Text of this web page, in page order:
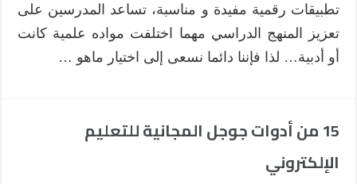
تطبيقات رقمية مفيدة و مناسبة، تساعد المدرسين على
تعزيز المنهج الدراسي مهما اختلفت مواده علمية كانت
أو أدبية… لذا فإننا دائما نسعى إلى اختيار ماهو …
15 من أدوات جوجل المجانية للتعليم
الإلكتروني